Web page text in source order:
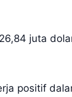
juta
positif